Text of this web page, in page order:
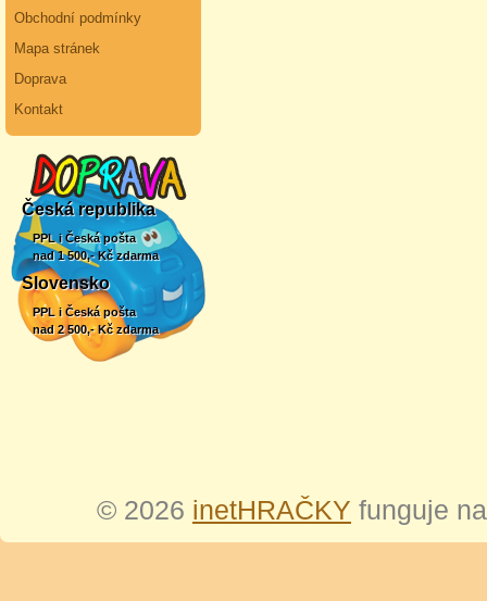
Obchodní podmínky
Mapa stránek
Doprava
Kontakt
Česká republika
PPL i Česká pošta
nad 1 500,- Kč zdarma
Slovensko
PPL i Česká pošta
nad 2 500,- Kč zdarma
© 2026 inetHRAČKY funguje